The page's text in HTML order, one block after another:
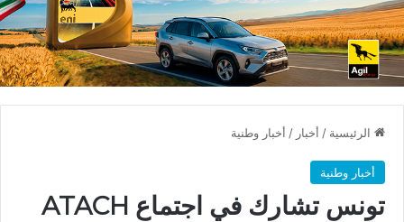
الرئيسية / أخبار / أخبار وطنية
أخبار وطنية
تونس تشارك في اجتماع ATACH